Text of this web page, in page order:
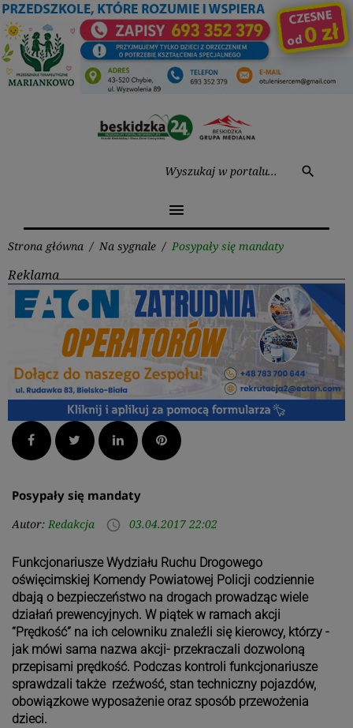
Przejdź
do
treści
search
menu
Strona główna / Na sygnale / Posypały się mandaty
Reklama
Facebook Twitter LinkedInPinterest
Posypały się mandaty
Autor: Redakcja access_time 03.04.2017 22:02
Funkcjonariusze Wydziału Ruchu Drogowego
oświęcimskiej Komendy Powiatowej Policji codziennie
dbają o bezpieczeństwo na drogach prowadząc wiele
działań prewencyjnych. W piątek w ramach akcji
“Prędkość” na ich celowniku znaleźli się kierowcy, którzy -
jak mówi sama nazwa akcji- przekraczali dozwoloną
przepisami prędkość. Podczas kontroli funkcjonariusze
sprawdzali także rzeźwość, stan techniczny pojazdów,
obowiązkowe wyposażenie oraz sposób przewożenia
dzieci.